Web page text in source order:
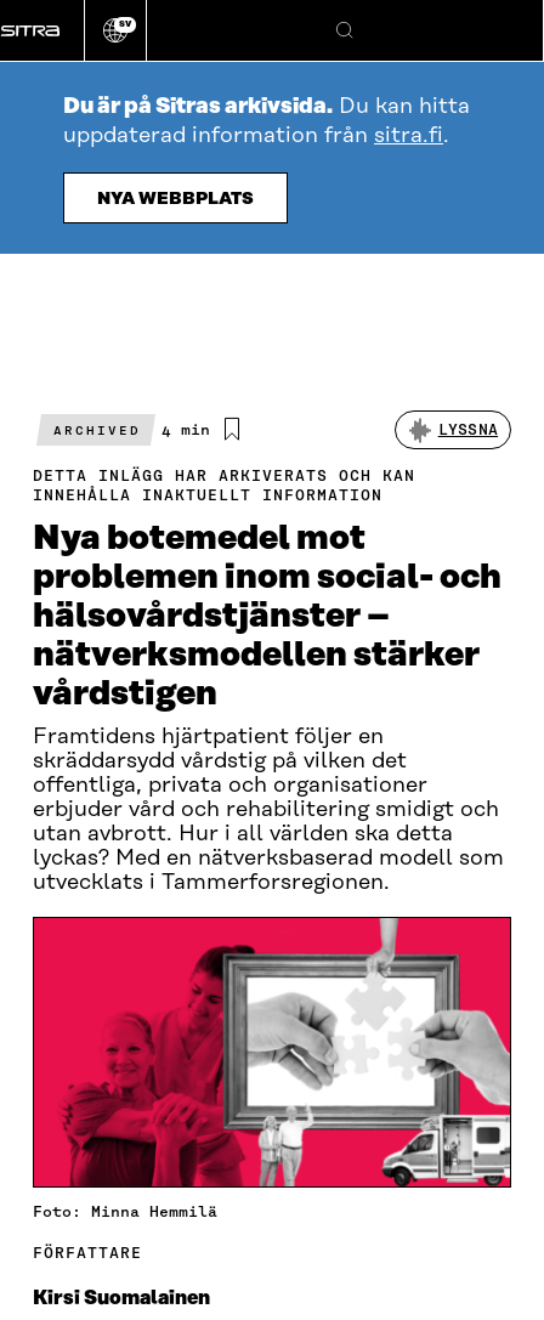
direkt
till
Ändra
språk
SV
Sök
Du är på Sitras arkivsida. Du kan hitta
uppdaterad information från sitra.fi.
NYA WEBBPLATS
ARCHIVED
Beräknad
4 min LYSSNA
DETTA INLÄGG HAR ARKIVERATS OCH KAN
INNEHÅLLA INAKTUELLT INFORMATION
Nya botemedel mot
problemen inom social- och
hälsovårdstjänster –
nätverksmodellen stärker
vårdstigen
Framtidens hjärtpatient följer en
skräddarsydd vårdstig på vilken det
offentliga, privata och organisationer
erbjuder vård och rehabilitering smidigt och
utan avbrott. Hur i all världen ska detta
lyckas? Med en nätverksbaserad modell som
utvecklats i Tammerforsregionen.
Foto: Minna Hemmilä
FÖRFATTARE
Kirsi Suomalainen